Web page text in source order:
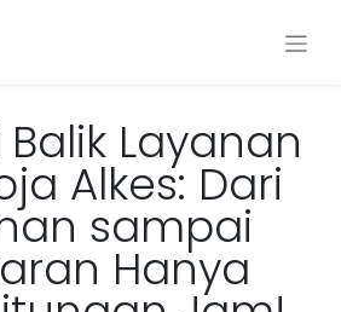
Layanan
Alkes: Dari
sampai
Hanya